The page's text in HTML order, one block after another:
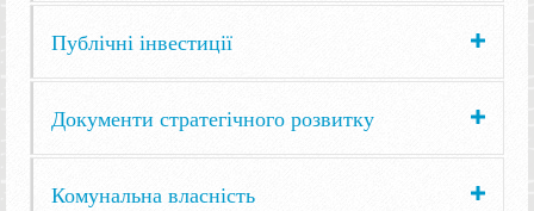
Публічні інвестиції
Документи стратегічного розвитку
Комунальна власність